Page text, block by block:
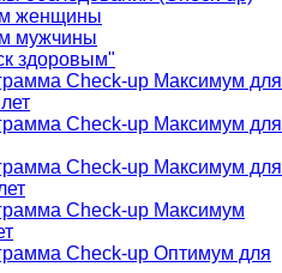
женщины
мужчины
здоровым"
Check-up Максимум для
Check-up Максимум для
Check-up Максимум для
Check-up Максимум
Check-up Оптимум для